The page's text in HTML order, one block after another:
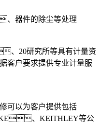
、器件的除尘等处理
、20研究所等具有计量资
客户要求提供专业计量服
可以为客户提供包括
、KEITHLEY等公